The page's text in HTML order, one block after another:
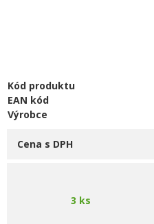
Kód produktu
EAN kód
Výrobce
Cena s DPH
3 ks